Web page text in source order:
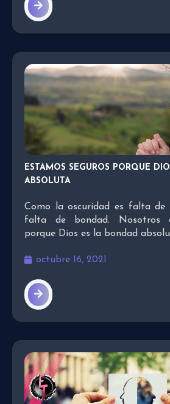
ESTAMOS SEGUROS PORQUE
ABSOLUTA
Como la oscuridad es falta de
falta de bondad. Nosotros
porque Dios es la bondad
octubre 16, 2021